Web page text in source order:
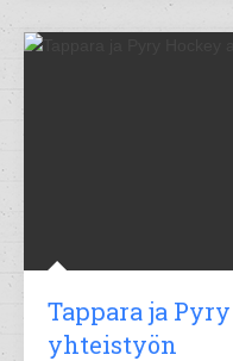
Tappara ja
yhteistyön